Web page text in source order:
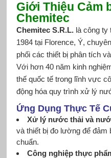
Giới Thiệu Cảm
Chemitec
Chemitec S.R.L.là công ty
1984 tại Florence, Ý,
phối các thiết bị phân tích
Với hơn 40 năm kinh
thế quốc tế trong lĩnh vực
động hóa quy trình xử lý
Ứng Dụng Thực Tế
Xử lý nước thải và
và thiết bị đo lường để
chuẩn.
Công nghiệp thực